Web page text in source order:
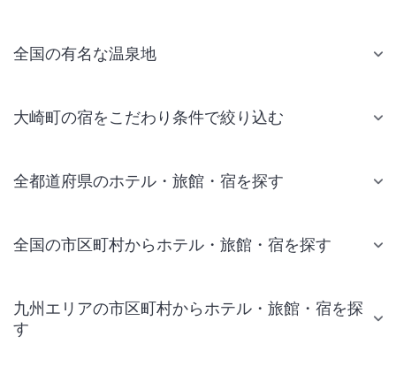
全国の有名な温泉地
大崎町の宿をこだわり条件で絞り込む
全都道府県のホテル・旅館・宿を探す
全国の市区町村からホテル・旅館・宿を探す
九州エリアの市区町村からホテル・旅館・宿を探
す